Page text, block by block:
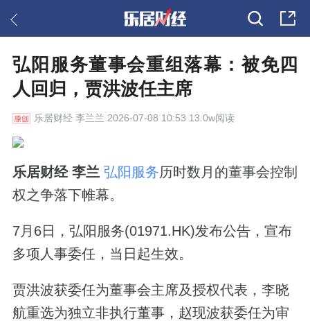
弘阳服务董事会重组落幕：被免四
人回归，贾洪波任主席
乐居财经李兰兰 2026-07-08 10:53 13.0w阅读
乐居财经 李兰 弘阳服务历时数月的董事会控制
权之争落下帷幕。
7月6日，弘阳服务(01971.HK)发布公告，宣布
多项人事委任，当日起生效。
贾洪波获委任为董事会主席及授权代表，李晓
航重选为独立非执行董事，赵现波获委任为审